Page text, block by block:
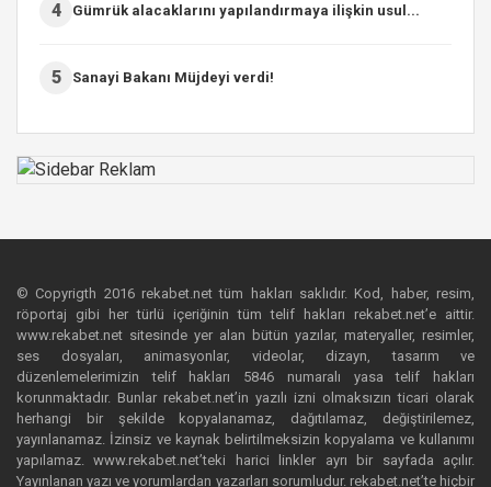
4 Gümrük alacaklarını yapılandırmaya ilişkin usul...
5 Sanayi Bakanı Müjdeyi verdi!
© Copyrigth 2016 rekabet.net tüm hakları saklıdır. Kod, haber, resim,
röportaj gibi her türlü içeriğinin tüm telif hakları rekabet.net’e aittir.
www.rekabet.net sitesinde yer alan bütün yazılar, materyaller, resimler,
ses dosyaları, animasyonlar, videolar, dizayn, tasarım ve
düzenlemelerimizin telif hakları 5846 numaralı yasa telif hakları
korunmaktadır. Bunlar rekabet.net’in yazılı izni olmaksızın ticari olarak
herhangi bir şekilde kopyalanamaz, dağıtılamaz, değiştirilemez,
yayınlanamaz. İzinsiz ve kaynak belirtilmeksizin kopyalama ve kullanımı
yapılamaz. www.rekabet.net’teki harici linkler ayrı bir sayfada açılır.
Yayınlanan yazı ve yorumlardan yazarları sorumludur. rekabet.net’te hiçbir